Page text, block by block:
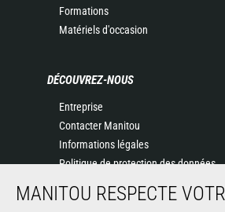
Formations
Matériels d'occasion
DÉCOUVREZ-NOUS
Entreprise
Contacter Manitou
Informations légales
Politique de protection des données
Actualités
MANITOU RESPECTE